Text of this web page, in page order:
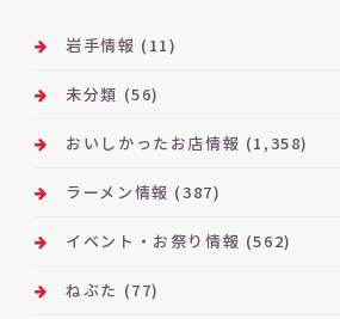
ブ
岩手情報 (11)
未分類 (56)
おいしかったお店情報 (1,358)
ラーメン情報 (387)
イベント・お祭り情報 (562)
ねぶた (77)